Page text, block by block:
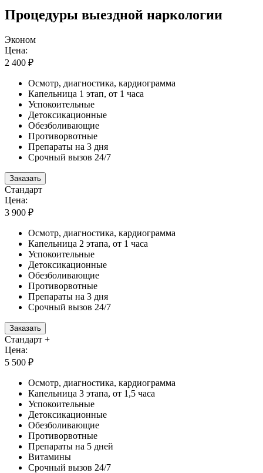
Процедуры выездной наркологии
Эконом
Цена:
2 400 ₽
Осмотр, диагностика, кардиограмма
Капельница 1 этап, от 1 часа
Успокоительные
Детоксикационные
Обезболивающие
Противорвотные
Препараты на 3 дня
Срочный вызов 24/7
Заказать
Стандарт
Цена:
3 900 ₽
Осмотр, диагностика, кардиограмма
Капельница 2 этапа, от 1 часа
Успокоительные
Детоксикационные
Обезболивающие
Противорвотные
Препараты на 3 дня
Срочный вызов 24/7
Заказать
Стандарт +
Цена:
5 500 ₽
Осмотр, диагностика, кардиограмма
Капельница 3 этапа, от 1,5 часа
Успокоительные
Детоксикационные
Обезболивающие
Противорвотные
Препараты на 5 дней
Витамины
Срочный вызов 24/7